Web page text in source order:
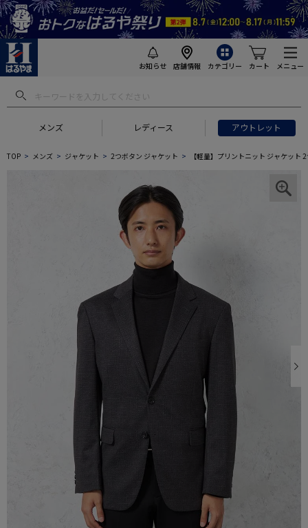
お知らせ 店舗情報 カテゴリー カート メニュー
メンズ レディース アウトレット
TOP メンズ ジャケット 2つボタン ジャケット 【軽量】プリントニット ジャケッ